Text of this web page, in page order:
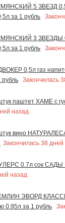
5 ЗВЕЗД
за 1 рубль
3 ЗВЕЗДЫ
за 1 рубль
0,5л газ
Закончилась
паштет ХАМЕ с
назад
вино
Закончилась 38 дней
0.7л сок САДЫ
назад
ЭВОРД
0.95л за 1 рубль